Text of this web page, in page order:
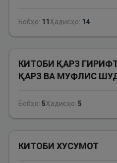
Бобҳо: 11Ҳадисҳо: 14
КИТОБИ ҚАРЗ
ҚАРЗ ВА МУФЛИС
Бобҳо: 5Ҳадисҳо: 5
КИТОБИ ХУСУМОТ